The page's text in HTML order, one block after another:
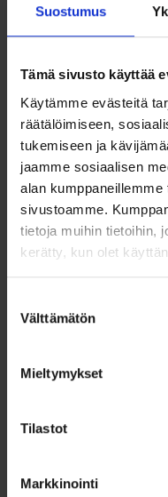
Suostumus
Tämä sivusto käyttää
Käytämme evästeitä
räätälöimiseen,
tukemiseen ja
jaamme sosiaalisen
alan
sivustoamme.
tietoja muihin tietoihin,
kerätty, kun olet
valinta
Välttämätön
Mieltymykset
Tilastot
Markkinointi
mm, ja paino vain 0,3 g,
miellyttävän käyttää
Tämä kaunis sydänriipus
takaa korkean käsityön
ihanteellinen lahja
lämmöstä, rakkaudesta
Ketju ei sisälly
sopivan ketjun erikseen.
Ominaisuudet
Aitoa 14k kultaa
Kirkas, valoa
Koko 8 × 10 mm
Valmistettu
Ajaton ja elegantti